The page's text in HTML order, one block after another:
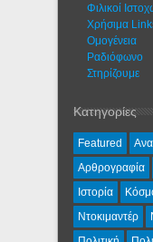
Φιλικοί
Χρήσιμα
Ομογένεια
Ραδιόφωνο
Στηρίζουμε
Κατηγορίες
Featured
Αρθρογραφία
Ιστορία
Ντοκιμαντέρ